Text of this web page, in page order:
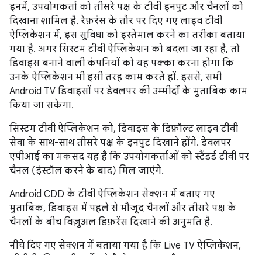
इनमें, उपयोगकर्ता को तीसरे पक्ष के टीवी इनपुट और चैनलों को
दिखाना शामिल है. रेफ़रंस के तौर पर दिए गए लाइव टीवी
ऐप्लिकेशन में, इस सुविधा को इस्तेमाल करने का तरीका बताया
गया है. अगर सिस्टम टीवी ऐप्लिकेशन को बदला जा रहा है, तो
डिवाइस बनाने वाली कंपनियों को यह पक्का करना होगा कि
उनके ऐप्लिकेशन भी इसी तरह काम करते हों. इससे, सभी
Android TV डिवाइसों पर डेवलपर की उम्मीदों के मुताबिक काम
किया जा सकेगा.
सिस्टम टीवी ऐप्लिकेशन को, डिवाइस के डिफ़ॉल्ट लाइव टीवी
सेवा के साथ-साथ तीसरे पक्ष के इनपुट दिखाने होंगे. डेवलपर
एपीआई का मकसद यह है कि उपयोगकर्ताओं को स्टैंडर्ड टीवी पर
चैनल (इंस्टॉल करने के बाद) मिल जाएंगे.
Android CDD के टीवी ऐप्लिकेशन सेक्शन में बताए गए
मुताबिक, डिवाइस में पहले से मौजूद चैनलों और तीसरे पक्ष के
चैनलों के बीच विज़ुअल डिफ़रेंस दिखाने की अनुमति है.
नीचे दिए गए सेक्शन में बताया गया है कि Live TV ऐप्लिकेशन,